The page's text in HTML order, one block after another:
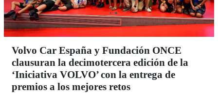
Volvo Car España y Fundación ONCE
clausuran la decimotercera edición de la
‘Iniciativa VOLVO’ con la entrega de
premios a los mejores retos